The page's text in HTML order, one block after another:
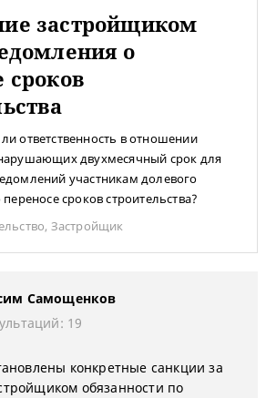
застройщиком
о
сроков
ответственность в отношении
двухмесячный срок для
участникам долевого
сроков строительства?
, Застройщик
Самощенков
19
конкретные санкции за
обязанности по